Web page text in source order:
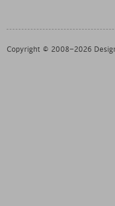
Copyright © 2008–2026